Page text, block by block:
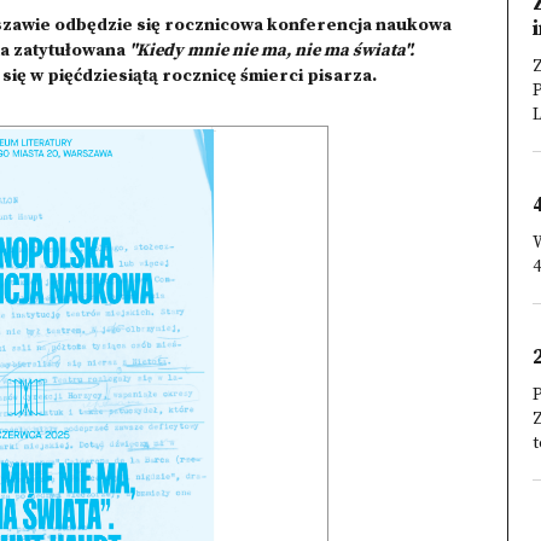
odbędzie się rocznicowa konferencja naukowa
zatytułowana "Kiedy mnie nie ma, nie ma świata".
w pięćdziesiątą rocznicę śmierci pisarza.